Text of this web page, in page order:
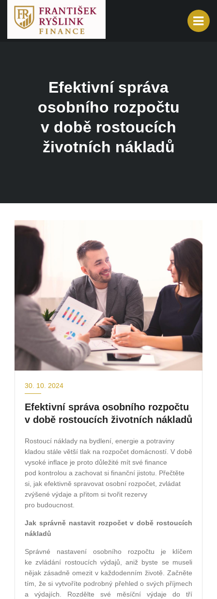
Efektivní správa
osobního rozpočtu
v době rostoucích
životních nákladů
30. 10. 2024
Efektivní správa osobního rozpočtu
v době rostoucích životních nákladů
Rostoucí náklady na bydlení, energie a potraviny
kladou stále větší tlak na rozpočet domácností. V době
vysoké inflace je proto důležité mít své finance
pod kontrolou a zachovat si finanční jistotu. Přečtěte
si, jak efektivně spravovat osobní rozpočet, zvládat
zvýšené výdaje a přitom si tvořit rezervy
pro budoucnost.
Jak správně nastavit rozpočet v době rostoucích
nákladů
Správné nastavení osobního rozpočtu je klíčem
ke zvládání rostoucích výdajů, aniž byste se museli
nějak zásadně omezit v každodenním životě. Začněte
tím, že si vytvoříte podrobný přehled o svých příjmech
a výdajích. Rozdělte své měsíční výdaje do tří